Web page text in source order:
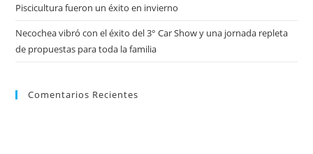
Piscicultura fueron un éxito en invierno
Necochea vibró con el éxito del 3° Car Show y una jornada repleta
de propuestas para toda la familia
Comentarios Recientes